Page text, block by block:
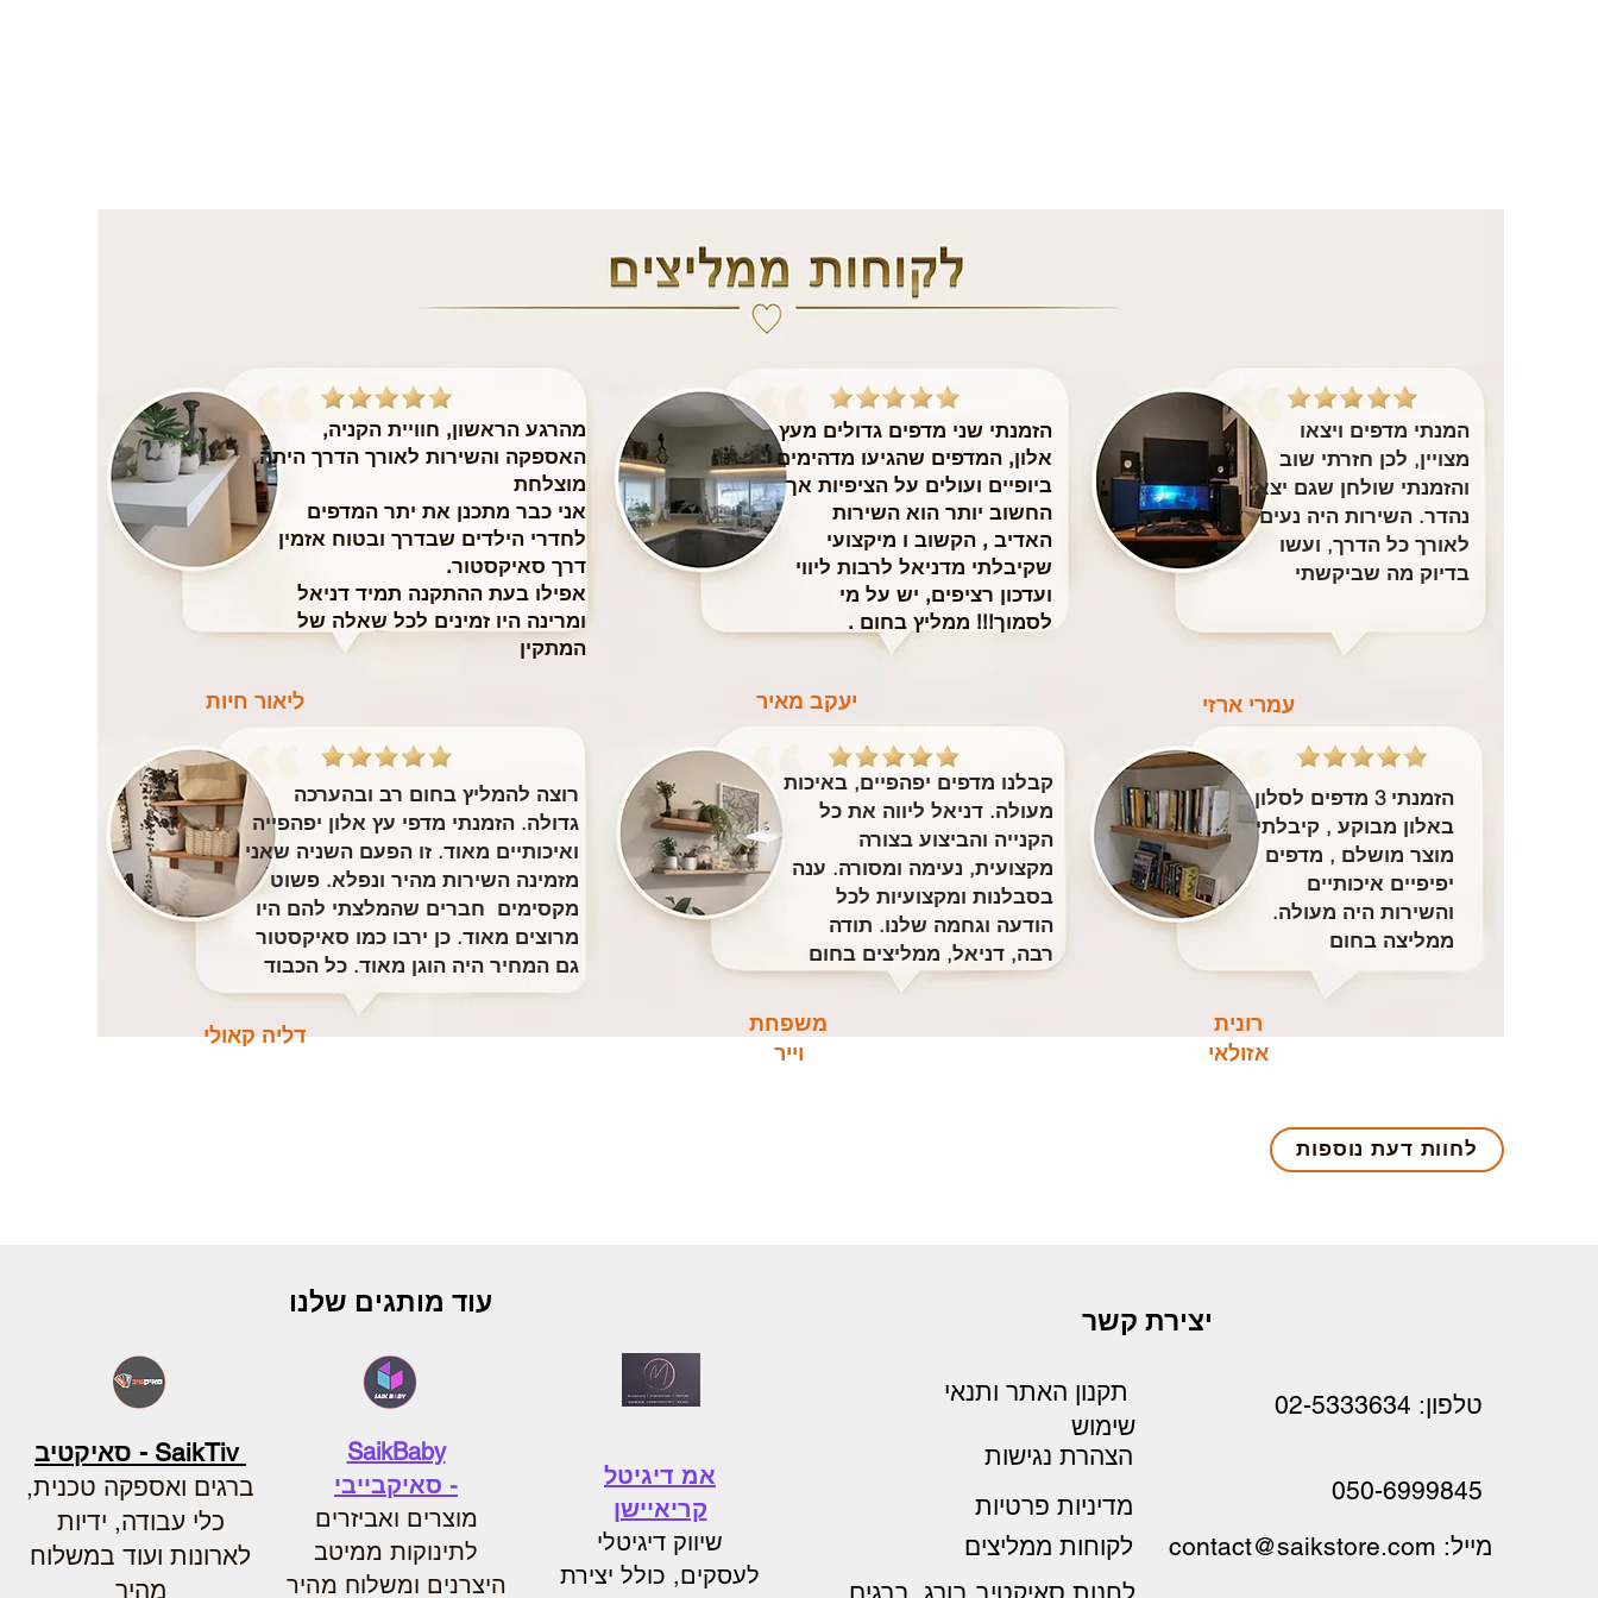
עמרי ארזי יעקב מאיר ליאור חיות
משפחת
וייר
רונית
אזולאי
דליה קאולי
המנתי מדפים ויצאו
מצויין, לכן חזרתי שוב
והזמנתי שולחן שגם יצא
נהדר. השירות היה נעים
לאורך כל הדרך, ועשו
בדיוק מה שביקשתי
הזמנתי שני מדפים גדולים מעץ
אלון, המדפים שהגיעו מדהימים
ביופיים ועולים על הציפיות אך
החשוב יותר הוא השירות
האדיב , הקשוב ו מיקצועי
שקיבלתי מדניאל לרבות ליווי
ועדכון רציפים, יש על מי
לסמוך!!! ממליץ בחום .
מהרגע הראשון, חוויית הקניה,
האספקה והשירות לאורך הדרך היתה
מוצלחת
​אני כבר מתכנן את יתר המדפים
לחדרי הילדים שבדרך ובטוח אזמין
דרך סאיקסטור.
אפילו בעת ההתקנה תמיד דניאל
ומרינה היו זמינים לכל שאלה של
המתקין
הזמנתי 3 מדפים לסלון
באלון מבוקע , קיבלתי
מוצר מושלם , מדפים
יפיפיים איכותיים
והשירות היה מעולה.
ממליצה בחום
קבלנו מדפים יפהפיים, באיכות
מעולה. דניאל ליווה את כל
הקנייה והביצוע בצורה
מקצועית, נעימה ומסורה. ענה
בסבלנות ומקצועיות לכל
הודעה וגחמה שלנו. תודה
רבה, דניאל, ממליצים בחום
רוצה להמליץ בחום רב ובהערכה
גדולה. הזמנתי מדפי עץ אלון יפהפייה
ואיכותיים מאוד. זו הפעם השניה שאני
מזמינה השירות מהיר ונפלא. פשוט
מקסימים חברים שהמלצתי להם היו
מרוצים מאוד. כן ירבו כמו סאיקסטור
גם המחיר היה הוגן מאוד. כל הכבוד
לחוות דעת נוספות
יצירת קשר
050-6999845
טלפון: 02-5333634
מייל: contact@saikstore.com
תקנון האתר ותנאי
שימוש
הצהרת נגישות
מדיניות פרטיות
לקוחות ממליצים
אמ דיגיטל
קריאיישן
שיווק דיגיטלי
לעסקים, כולל יצירת
עוד מותגים שלנו
SaikBaby
- סאיקבייבי
מוצרים ואביזרים
לתינוקות ממיטב
היצרנים ומשלוח מהיר
SaikTiv - סאיקטיב
ברגים ואספקה טכנית,
כלי עבודה, ידיות
לארונות ועוד במשלוח
מהיר